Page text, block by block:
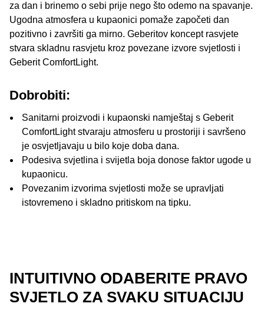
za dan i brinemo o sebi prije nego što odemo na spavanje.
Ugodna atmosfera u kupaonici pomaže započeti dan
pozitivno i završiti ga mirno. Geberitov koncept rasvjete
stvara skladnu rasvjetu kroz povezane izvore svjetlosti i
Geberit ComfortLight.
Dobrobiti:
Sanitarni proizvodi i kupaonski namještaj s Geberit
ComfortLight stvaraju atmosferu u prostoriji i savršeno
je osvjetljavaju u bilo koje doba dana.
Podesiva svjetlina i svijetla boja donose faktor ugode u
kupaonicu.
Povezanim izvorima svjetlosti može se upravljati
istovremeno i skladno pritiskom na tipku.
INTUITIVNO ODABERITE PRAVO
SVJETLO ZA SVAKU SITUACIJU